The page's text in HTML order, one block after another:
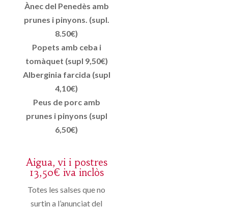
Ànec del Penedès amb
prunes i pinyons. (supl.
8.50€)
Popets amb ceba i
tomàquet (supl 9,50€)
Alberginia farcida (supl
4,10€)
Peus de porc amb
prunes i pinyons (supl
6,50€)
Aigua, vi i postres
13,50€ iva inclòs
Totes les salses que no
surtin a l’anunciat del